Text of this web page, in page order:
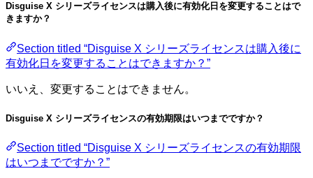
Disguise X シリーズライセンスは購入後に有効化日を変更することはで
きますか？
Section titled “Disguise X シリーズライセンスは購入後に
有効化日を変更することはできますか？”
いいえ、変更することはできません。
Disguise X シリーズライセンスの有効期限はいつまでですか？
Section titled “Disguise X シリーズライセンスの有効期限
はいつまでですか？”